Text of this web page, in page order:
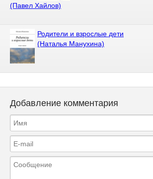
(Павел Хайлов)
Родители и взрослые дети
(Наталья Манухина)
Добавление комментария